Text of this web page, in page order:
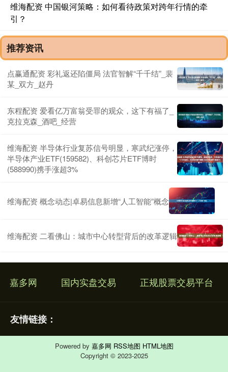
维海配资 中国银河策略：如何看待政策对跨年行情的牵
引？
推荐资讯
点赢通配资 彩礼返还陷僵局 法官智解“千千结”_裴
某_双方_赵丹
东程配资 爱看亿万富翁受罪的观众，这下有福了_
克拉克森_酒吧_经营
维海配资 半导体行业复苏信号明显，寒武纪涨停，
半导体产业ETF(159582)、科创芯片ETF博时
(588990)携手涨超3%
维海配资 概念动态|卓易信息新增“人工智能”概念
维海配资 二看佛山：城市中心转型背后的改革逻辑
嘉多网 国内实盘交易 正规股票交易平台
友情链接：
Powered by 嘉多网 RSS地图 HTML地图
Copyright © 2023-2025